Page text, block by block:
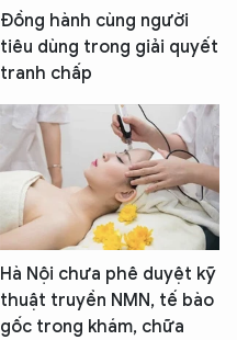
Đồng hành cùng người
tiêu dùng trong giải quyết
tranh chấp
Hà Nội chưa phê duyệt kỹ
thuật truyền NMN, tế bào
gốc trong khám, chữa